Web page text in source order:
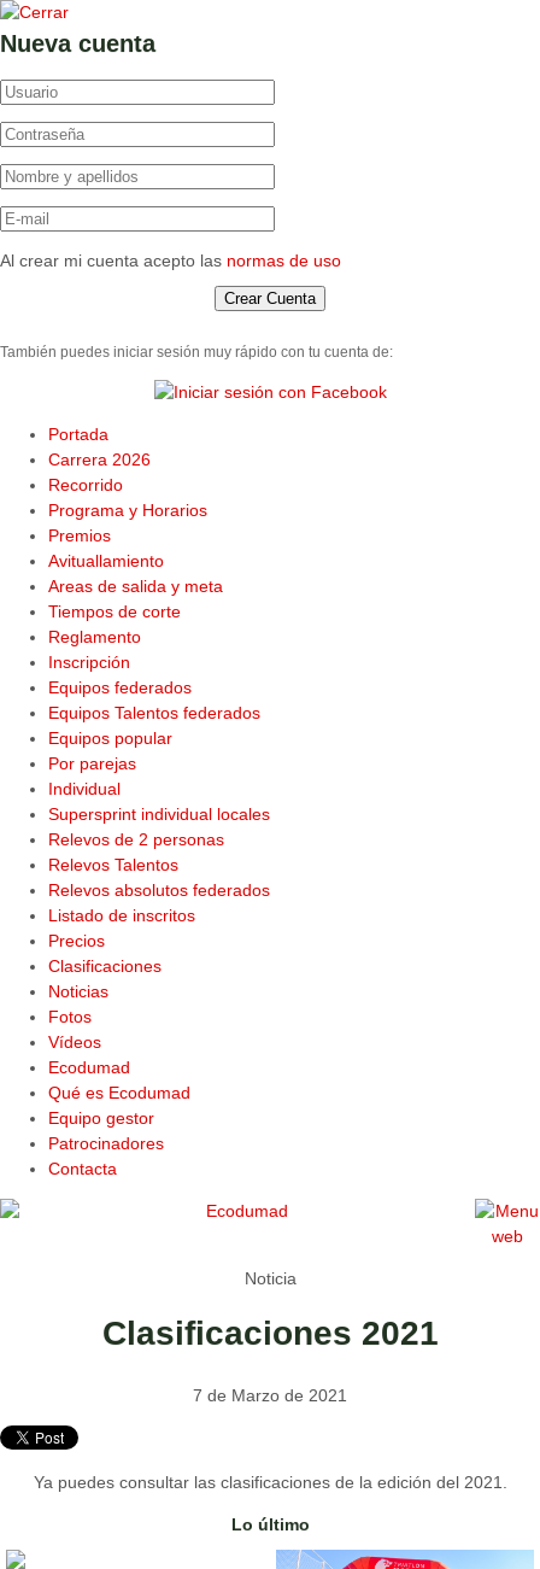
Nueva cuenta
Al crear mi cuenta acepto las normas de uso
También puedes iniciar sesión muy rápido con tu cuenta de:
Portada
Carrera 2026
Recorrido
Programa y Horarios
Premios
Avituallamiento
Areas de salida y meta
Tiempos de corte
Reglamento
Inscripción
Equipos federados
Equipos Talentos federados
Equipos popular
Por parejas
Individual
Supersprint individual locales
Relevos de 2 personas
Relevos Talentos
Relevos absolutos federados
Listado de inscritos
Precios
Clasificaciones
Noticias
Fotos
Vídeos
Ecodumad
Qué es Ecodumad
Equipo gestor
Patrocinadores
Contacta
Noticia
Clasificaciones 2021
7 de Marzo de 2021
Ya puedes consultar las clasificaciones de la edición del 2021.
Lo último